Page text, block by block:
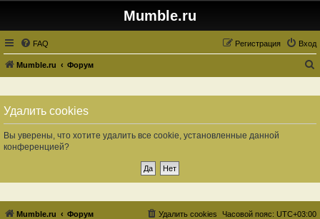
Mumble.ru
FAQ Вход
Регистрация
Mumble.ru Форум
и
Удалить cookies
Вы уверены, что хотите удалить все cookie, установленные данной
конференцией?
Mumble.ru Форум Часовой пояс: UTC+03:00
Удалить cookies